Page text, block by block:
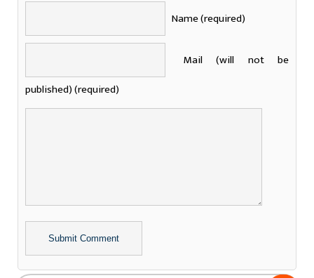
Name (required)
Mail (will not be
published) (required)
Alternative: